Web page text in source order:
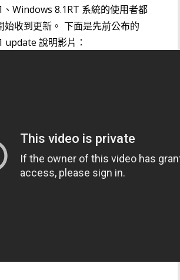
Windows 8.1RT 系統的使用者都
始收到更新。 下面是先前公布的
update 說明影片：